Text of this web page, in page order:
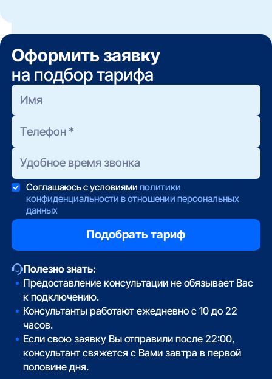
кабель. Менее стабилен, может иметь
напрямую провайдеру.
Оформить заявку
на подбор тарифа
Соглашаюсь с условиями политики
конфиденциальности в отношении персональных
данных
Полезно знать:
Предоставление консультации не обязывает Вас
к подключению.
Консультанты работают ежедневно с 10 до 22
часов.
Если свою заявку Вы отправили после 22:00,
консультант свяжется с Вами завтра в первой
половине дня.